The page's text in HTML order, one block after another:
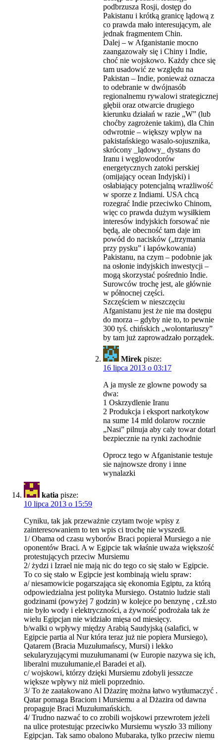
podbrzusza Rosji, dostęp do
Pakistanu i krótką granicę lądową z
co prawda mało interesującym, ale
jednak fragmentem Chin.
Dalej – w Afganistanie mocno
zaangazowały się i Chiny i Indie,
choć nie wojskowo. Każdy chce się
tam usadowić ze względu na
Pakistan – Indie, ponieważ oznacza
to odebranie w dwójnasób
regionalnemu rywalowi strategicznej
głębii oraz otwarcie drugiego
kierunku działań w razie „W” (lub
choćby zagrożenie takim), dla Chin
odwrotnie – większy wplyw na
pakistańskiego wasalo-sojusznika,
skrócony _lądowy_ dystans do
Iranu i węglowodorów
energetycznych zatoki perskiej
(omijający ocean Indyjski) i
osłabiający potencjalną wrażliwość
w sporze z Indiami. USA chcą
rozegrać Indie przeciwko Chinom,
więc co prawda dużym wysiłkiem
interesów indyjskich forsować nie
będą, ale obecność tam daje im
powód do nacisków („trzymania
przy pysku” i łapówkowania)
Pakistanu, na czym – podobnie jak
na osłonie indyjskich inwestycji –
mogą skorzystać pośrednio Indie.
Surowców trochę jest, ale głównie
w północnej części.
Szczęściem w nieszczęciu
Afganistanu jest że nie ma dostępu
do morza – gdyby nie to, to pewnie
300 tyś. chińskich „wolontariuszy”
by tam już zaprowadzało porządek.
Mirek pisze:
16 lipca 2013 o 03:17
A ja mysle ze glowne powody sa
dwa:
1 Oskrzydlenie Iranu
2 Produkcja i eksport narkotykow
na sume 14 mld dolarow rocznie
„Nasi” pilnuja aby caly towar dotarl
bezpiecznie na rynki zachodnie
Oprocz tego w Afganistanie testuje
sie najnowsze drony i inne
wynalazki
katia pisze:
10 lipca 2013 o 15:59
Cyniku, tak jak przeważnie czytam twoje wpisy z
zainteresowaniem to ten wpis ci trochę nie wyszedł.
1/ Obama od czasu wyborów Braci popierał Mursiego a nie
oponentów Braci. A w Egipcie tak właśnie uważa większość
protestujących przeciw Mursiemu
2/ żydzi i Izrael nie mają nic do tego co się stało w Egipcie.
To co się stało w Egipcie jest kombinają wielu spraw:
a/ niesamowicie pogarszająca się ekonomia Egiptu, za którą
odpowiedzialna jest polityka Mursiego. Ostatnio ludzie stali
godzinami (powyżej 7 godzin) w kolejce po benzynę , czŁsto
nie było wody i elektryczności, a żywność podrożała tak że
wielu Egipcjan nie widziało mięsa od miesięcy.
b/walki o wpływy między Arabią Saudyjską (salafici, w
Egipcie partia al Nur która teraz już nie popiera Mursiego),
Qatarem (Bracia Muzułumańscy, Mursi) i lekko
sekularyzującymi muzułumanami (w Europie nazywa się ich,
liberalni muzułumanie,el Baradei et al).
c/ wojskowi, którzy dzięki Mursiemu zdobyli jesszcze
większe wpływy niż mieli poprzednio.
3/ To że zaatakowano Al Dżazirę można łatwo wytłumaczyć .
Qatar pomaga Braciom i Mursiemu a al Dżazira od dawna
propaguje Braci Muzułumańskich.
4/ Trudno nazwać to co zrobili wojskowi przewrotem jeżeli
na ulice protestując przeciwko Mursiemu wyszło 33 miliony
Egipcjan. Tak samo obalono Mubaraka, tylko przeciw niemu